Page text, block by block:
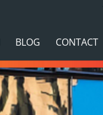
BLOG CONTACT